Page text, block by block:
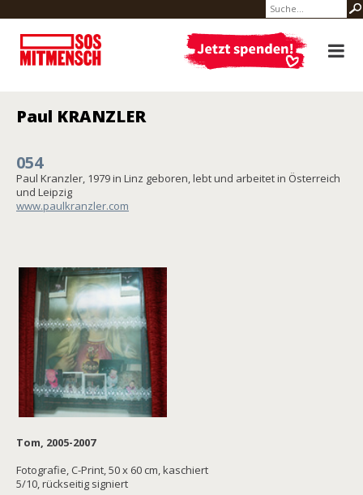
Paul KRANZLER
054
Paul Kranzler, 1979 in Linz geboren, lebt und arbeitet in Österreich
und Leipzig
www.paulkranzler.com
Tom, 2005-2007
Fotografie, C-Print, 50 x 60 cm, kaschiert
5/10, rückseitig signiert